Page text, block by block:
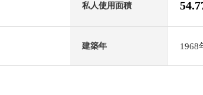
私人使用面積
建築年 1968